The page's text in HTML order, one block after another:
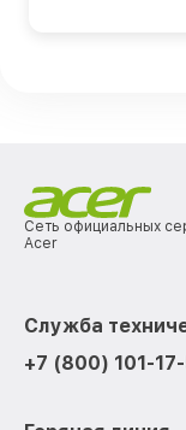
Сеть официальных
Acer
Служба
+7 (800) 101-